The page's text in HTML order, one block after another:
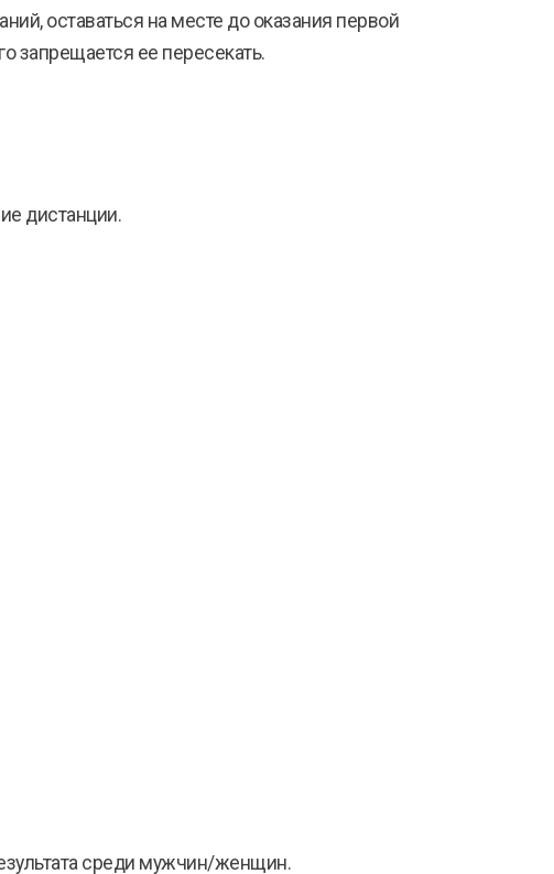
оставаться на месте до оказания первой
запрещается ее пересекать.
дистанции.
среди мужчин/женщин.